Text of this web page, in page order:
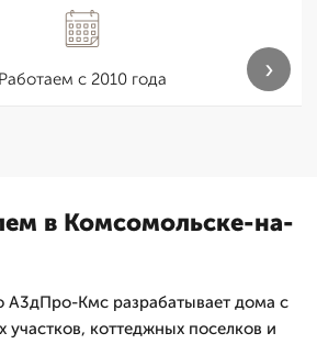
Работаем с 2010 года ›
в Комсомольске-на-
А3дПро-Кмс разрабатывает дома с
участков, коттеджных поселков и